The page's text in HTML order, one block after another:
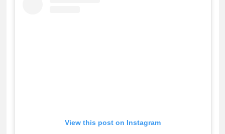
View this post on Instagram